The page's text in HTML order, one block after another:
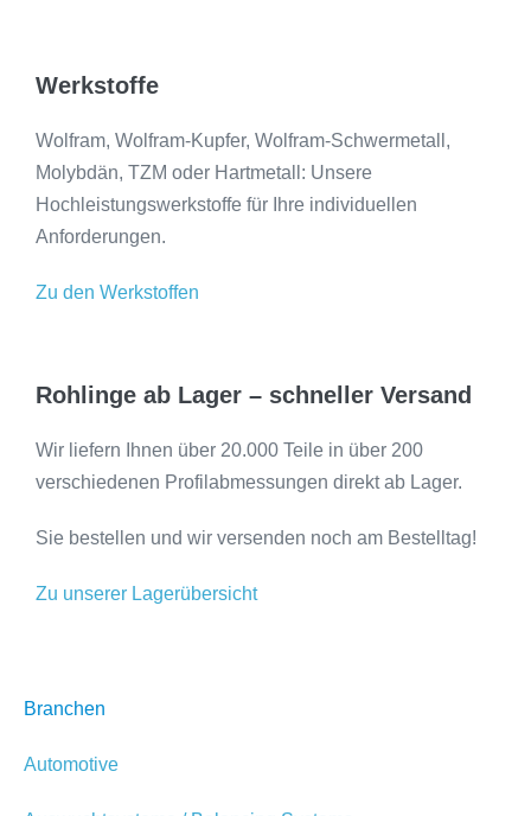
Werkstoffe
Wolfram, Wolfram-Kupfer, Wolfram-Schwermetall,
Molybdän, TZM oder Hartmetall: Unsere
Hochleistungswerkstoffe für Ihre individuellen
Anforderungen.
Zu den Werkstoffen
Rohlinge ab Lager – schneller Versand
Wir liefern Ihnen über 20.000 Teile in über 200
verschiedenen Profilabmessungen direkt ab Lager.
Sie bestellen und wir versenden noch am Bestelltag!
Zu unserer Lagerübersicht
Branchen
Automotive